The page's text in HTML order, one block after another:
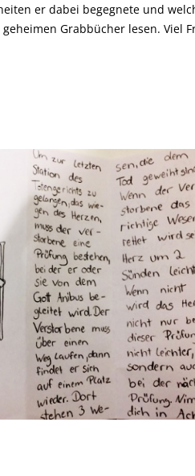
er dabei begegnete und
Grabbücher lesen. Viel